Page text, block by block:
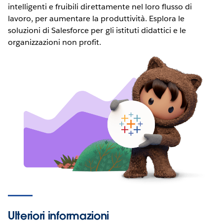
intelligenti e fruibili direttamente nel loro flusso di
lavoro, per aumentare la produttività. Esplora le
soluzioni di Salesforce per gli istituti didattici e le
organizzazioni non profit.
Ulteriori informazioni